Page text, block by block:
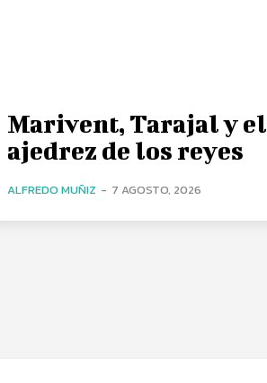
Marivent, Tarajal y el
ajedrez de los reyes
ALFREDO MUÑIZ - 7 AGOSTO, 2026